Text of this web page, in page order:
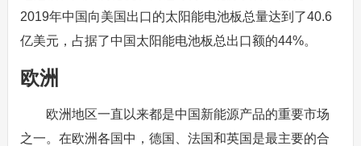
2019年中国向美国出口的太阳能电池板总量达到了40.6
亿美元，占据了中国太阳能电池板总出口额的44%。
欧洲
欧洲地区一直以来都是中国新能源产品的重要市场
之一。在欧洲各国中，德国、法国和英国是最主要的合